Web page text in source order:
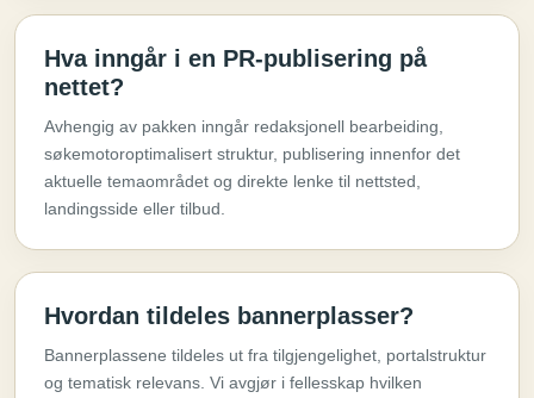
Hva inngår i en PR-publisering på
nettet?
Avhengig av pakken inngår redaksjonell bearbeiding,
søkemotoroptimalisert struktur, publisering innenfor det
aktuelle temaområdet og direkte lenke til nettsted,
landingsside eller tilbud.
Hvordan tildeles bannerplasser?
Bannerplassene tildeles ut fra tilgjengelighet, portalstruktur
og tematisk relevans. Vi avgjør i fellesskap hvilken